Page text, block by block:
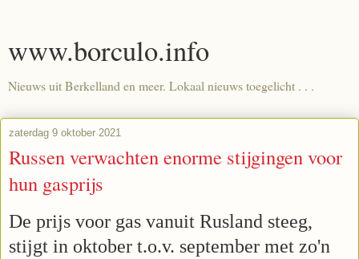
www.borculo.info
Nieuws uit Berkelland en meer. Lokaal nieuws toegelicht . . .
zaterdag 9 oktober 2021
Russen verwachten enorme stijgingen voor
hun gasprijs
De prijs voor gas vanuit Rusland steeg,
stijgt in oktober t.o.v. september met zo'n